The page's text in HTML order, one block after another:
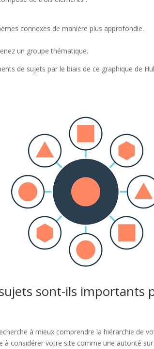
connexes de manière plus approfondie.
un groupe thématique.
de sujets par le biais de ce graphique de
sont-ils importants
à mieux comprendre la hiérarchie de
à considérer votre site comme une autorité